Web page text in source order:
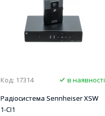
Код: 17314
в наявності
Радіосистема Sennheiser XSW
1-CI1